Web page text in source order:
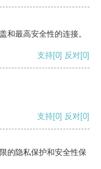
和最高安全性的连接。
支持[0] 反对[0]
支持[0] 反对[0]
的隐私保护和安全性保